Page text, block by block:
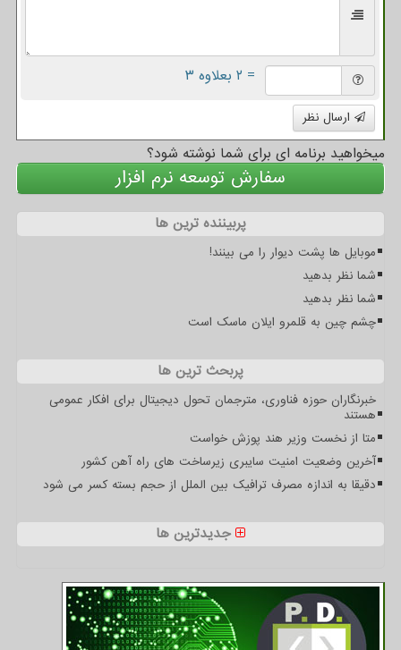
= ۲ بعلاوه ۳
ارسال نظر
میخواهید برنامه ای برای شما نوشته شود؟
سفارش توسعه نرم افزار
پربیننده ترین ها
موبایل ها پشت دیوار را می بینند!
شما نظر بدهید
شما نظر بدهید
چشم چین به قلمرو ایلان ماسک است
پربحث ترین ها
خبرنگاران حوزه فناوری، مترجمان تحول دیجیتال برای افکار عمومی
هستند
متا از نخست وزیر هند پوزش خواست
آخرین وضعیت امنیت سایبری زیرساخت های راه آهن کشور
دقیقا به اندازه مصرف ترافیک بین الملل از حجم بسته کسر می شود
جدیدترین ها